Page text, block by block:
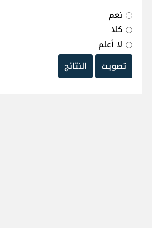
نعم
كلا
لا أعلم
تصويت
النتائج